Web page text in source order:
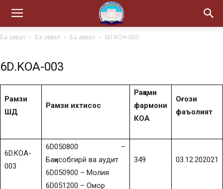
Ба аввал Ба аввал Ба аввал 6D.KOA-003
6D.KOA-003
Рамзи
ШД
Рамзи ихтисос
Рақами
фармони
КОА
Оғози
фаъолият
6D.KOA-
003
6D050800 –
Баҳисобгирӣ ва аудит
6D050900 – Молия
6D051200 – Омор
349 03.12.202021